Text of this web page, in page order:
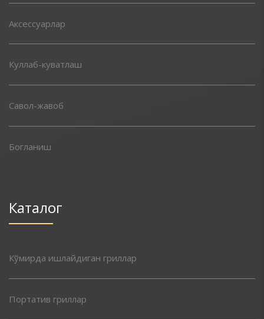
Аксессуарлар
Куллаб-куватлаш
Савол-жавоб
Богланиш
Каталог
Кўмирда ишлайдиган гриллар
Портатив гриллар